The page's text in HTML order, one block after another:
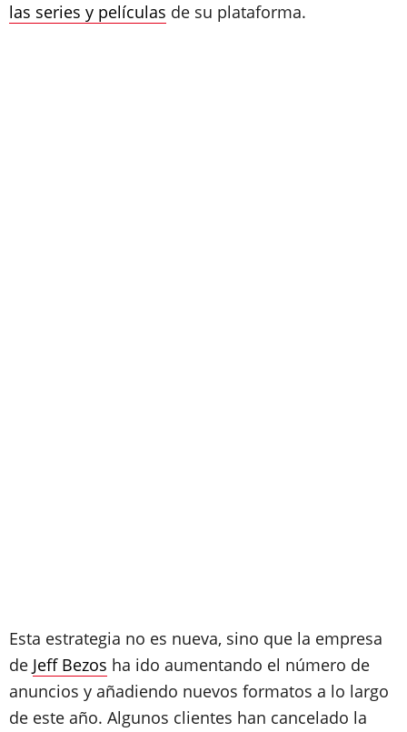
las series y películas de su plataforma.
Esta estrategia no es nueva, sino que la empresa
de Jeff Bezos ha ido aumentando el número de
anuncios y añadiendo nuevos formatos a lo largo
de este año. Algunos clientes han cancelado la